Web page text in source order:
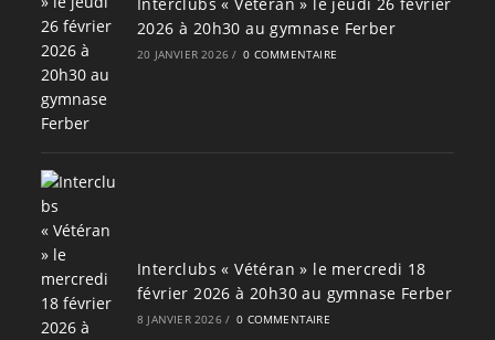
2026 à 20h30 au gymnase Ferber
20 JANVIER 2026 / 0 COMMENTAIRE
Interclubs « Vétéran » le mercredi 18
février 2026 à 20h30 au gymnase Ferber
8 JANVIER 2026 / 0 COMMENTAIRE